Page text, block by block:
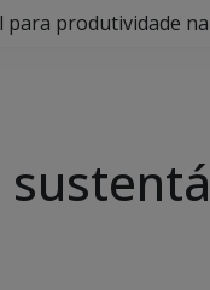
para produtividade